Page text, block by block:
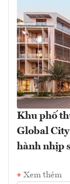
Khu phố
Global
hành nhịp
Xem thêm